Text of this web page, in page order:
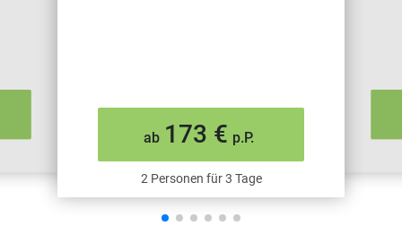
ab 173 € p.P.
2 Personen für 3 Tage